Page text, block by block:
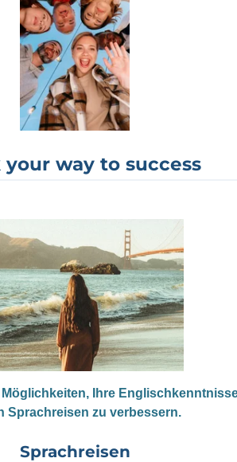
your way to success
Möglichkeiten, Ihre
Sprachreisen zu verbessern.
Sprachreisen